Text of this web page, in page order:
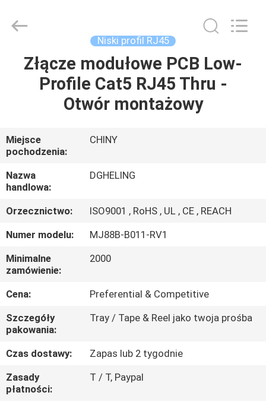
DOM
PRODUKTY
O
NAS
WYCIECZKA
PO
FABRYCE
KONTROLA
JAKOŚCI
SKONTAKTUJ
SIĘ
Z
NAMI
Rights
Reserved.
Niski profil RJ45
Złącze modułowe PCB Low-
Profile Cat5 RJ45 Thru -
Otwór montażowy
Miejsce
pochodzenia:
CHINY
Nazwa
handlowa:
DGHELING
Orzecznictwo:
ISO9001 , RoHS , UL , CE , REACH
Numer modelu:
MJ88B-B011-RV1
Minimalne
zamówienie:
2000
Cena:
Preferential & Competitive
Szczegóły
pakowania:
Tray / Tape & Reel jako twoja prośba
Czas dostawy:
Zapas lub 2 tygodnie
Zasady
płatności:
T / T, Paypal